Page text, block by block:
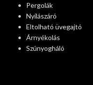
Pergolák
Nyílászáró
Eltolható üvegajtó
Árnyékolás
Szúnyogháló